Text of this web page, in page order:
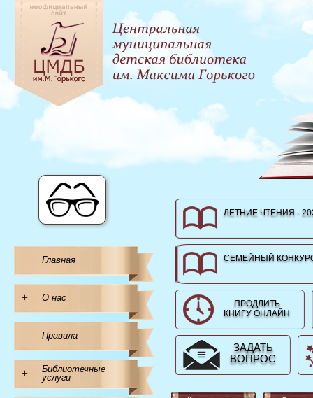
Главная
+ О нас
Правила
+
Библиотечные
услуги
ЛЕТНИЕ ЧТЕНИЯ -
СЕМЕЙНЫЙ
ПРОДЛИТЬ
КНИГУ ОНЛАЙН
ЗАДАТЬ
ВОПРОС